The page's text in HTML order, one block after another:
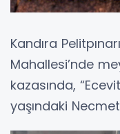
Kandıra
Mahallesi’nde
kazasında,
yaşındaki